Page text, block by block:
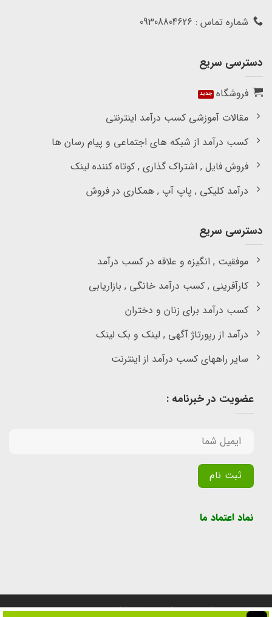
شماره تماس : 09308804626
دسترسی سریع
فروشگاه
مقالات آموزشی کسب درآمد اینترنتی
کسب درآمد از شبکه های اجتماعی و پیام رسان ها
فروش فایل , اشتراک گذاری , کوتاه کننده لینک
درآمد کلیکی , پاپ آپ , همکاری در فروش
دسترسی سریع
موفقیت , انگیزه و علاقه در کسب درآمد
کارآفرینی , کسب درآمد خانگی , بازاریابی
کسب درآمد برای زنان و دختران
درآمد از رپورتاژ آگهی , لینک و بک لینک
سایر راههای کسب درآمد از اینترنت
عضویت در خبرنامه :
نماد اعتماد ما
تمامی حقوق برای سایت پول یابی محفوظ است.